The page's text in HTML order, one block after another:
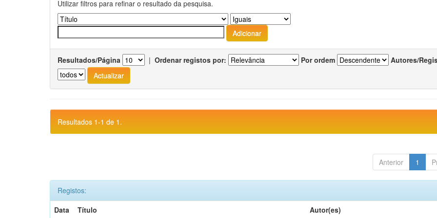
Utilizar filtros para refinar o resultado da pesquisa.
Resultados/Página | Ordenar registos por: Por ordem Autores/
Resultados 1-1 de 1.
Anterior 1
Registos:
Data
Título Autor(es)